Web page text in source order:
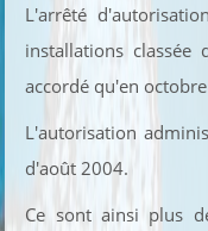
L'arrêté
installations
accordé qu'en
L'autorisation
d'août 2004.
Ce sont ainsi plus